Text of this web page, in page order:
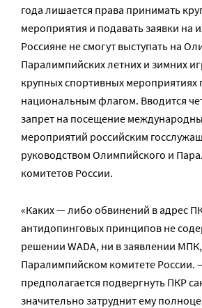
года лишается права принимать
мероприятия и подавать заявки на
Россияне не смогут выступать на
Паралимпийских летних и зимних
крупных спортивных мероприятиях
национальным флагом. Вводится
запрет на посещение
мероприятий российским
руководством Олимпийского и
комитетов России.
«Каких — либо обвинений в адрес
антидопинговых принципов не
решении WADA, ни в заявлении
Паралимпийском комитете России.
предполагается подвергнуть ПКР
значительно затруднит ему